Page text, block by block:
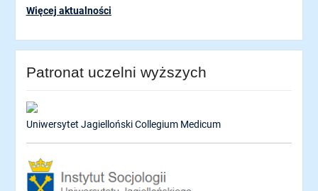
Więcej aktualności
Patronat uczelni wyższych
Uniwersytet Jagielloński Collegium Medicum